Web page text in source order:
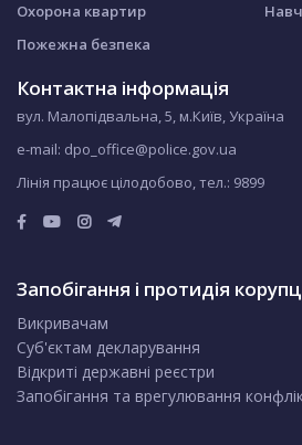
Охорона квартир
Пожежна безпека
Контактна інформація
вул. Малопідвальна, 5, м.Київ, Україна
e-mail: dpo_office@police.gov.ua
Лінія працює цілодобово, тел.: 9899
Запобігання і протидія
Викривачам
Суб'єктам декларування
Відкриті державні реєстри
Запобігання та врегулювання